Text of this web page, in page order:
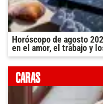
Horóscopo de agosto
en el amor, el trabajo y